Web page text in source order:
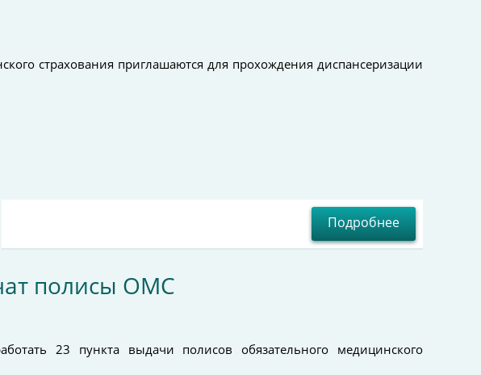
страхования приглашаются для прохождения диспансеризации
Подробнее
полисы ОМС
23 пункта выдачи полисов обязательного медицинского